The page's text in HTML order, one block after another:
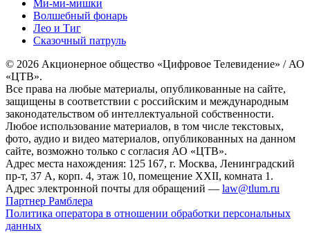
Ми-ми-мишки
Волшебный фонарь
Лео и Тиг
Сказочный патруль
© 2026 Акционерное общество «Цифровое Телевидение» / АО
«ЦТВ».
Все права на любые материалы, опубликованные на сайте,
защищены в соответствии с российским и международным
законодательством об интеллектуальной собственности.
Любое использование материалов, в том числе текстовых,
фото, аудио и видео материалов, опубликованных на данном
сайте, возможно только с согласия АО «ЦТВ».
Адрес места нахождения: 125 167, г. Москва, Ленинградский
пр-т, 37 А, корп. 4, этаж 10, помещение XXII, комната 1.
Адрес электронной почты для обращений — law@tlum.ru
Партнер Рамблера
Политика оператора в отношении обработки персональных
данных